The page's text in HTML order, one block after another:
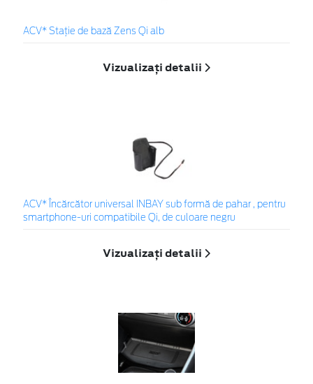
ACV* Stație de bază Zens Qi alb
Vizualizați detalii
ACV* Încărcător universal INBAY sub formă de pahar , pentru
smartphone-uri compatibile Qi, de culoare negru
Vizualizați detalii